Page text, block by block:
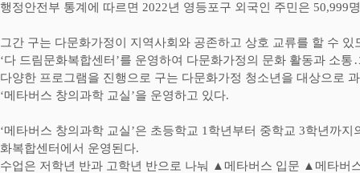
행정안전부 통계에 따르면 2022년 영등포구 외국인 주민은 50,999
그간 구는 다문화가정이 지역사회와 공존하고 상호 교류를 할 수
‘다 드림문화복합센터 ’를 운영하여 다문화가정의 문화 활동과 소통 ․
다양한 프로그램을 진행으로 구는 다문화가정 청소년을 대상으로
‘메타버스 창의과학 교실’을 운영하고 있다.
‘메타버스 창의과학 교실’은 초등학교 1학년부터 중학교 3학년까지
화복합센터에서 운영된다.
수업은 저학년 반과 고학년 반으로 나눠
▲ 메타버스 입문 ▲ 메타버